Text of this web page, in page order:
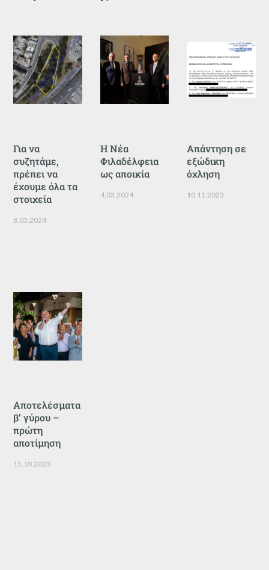
Για να
συζητάμε,
πρέπει να
έχουμε όλα τα
στοιχεία
8.03.2024
Η Νέα
Φιλαδέλφεια
ως αποικία
4.03.2024
Απάντηση σε
εξώδικη
όχληση
10.11.2023
Αποτελέσματα
β’ γύρου –
πρώτη
αποτίμηση
15.10.2023